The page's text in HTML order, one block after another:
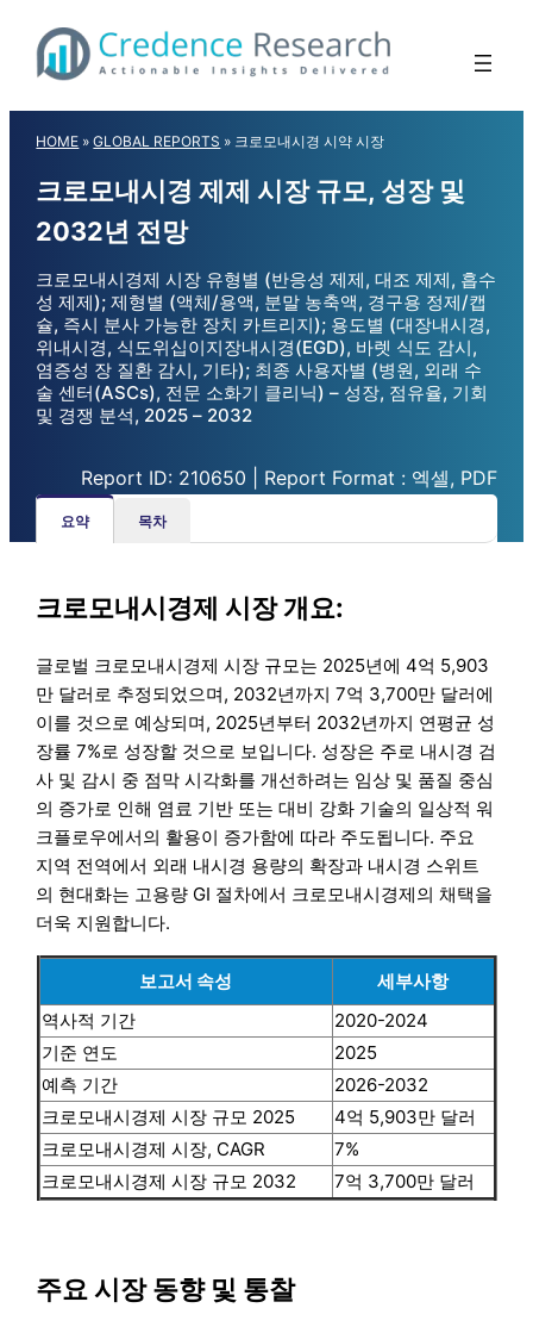
content
HOME »GLOBAL REPORTS » 크로모내시경 시약 시장
크로모내시경 제제 시장 규모, 성장 및
2032년 전망
크로모내시경제 시장 유형별 (반응성 제제, 대조 제제, 흡수
성 제제); 제형별 (액체/용액, 분말 농축액, 경구용 정제/캡
슐, 즉시 분사 가능한 장치 카트리지); 용도별 (대장내시경,
위내시경, 식도위십이지장내시경(EGD), 바렛 식도 감시,
염증성 장 질환 감시, 기타); 최종 사용자별 (병원, 외래 수
술 센터(ASCs), 전문 소화기 클리닉) – 성장, 점유율, 기회
및 경쟁 분석, 2025 – 2032
Report ID: 210650 | Report Format : 엑셀, PDF
요약 목차
크로모내시경제 시장 개요:
글로벌 크로모내시경제 시장 규모는 2025년에 4억 5,903
만 달러로 추정되었으며, 2032년까지 7억 3,700만 달러에
이를 것으로 예상되며, 2025년부터 2032년까지 연평균 성
장률 7%로 성장할 것으로 보입니다. 성장은 주로 내시경 검
사 및 감시 중 점막 시각화를 개선하려는 임상 및 품질 중심
의 증가로 인해 염료 기반 또는 대비 강화 기술의 일상적 워
크플로우에서의 활용이 증가함에 따라 주도됩니다. 주요
지역 전역에서 외래 내시경 용량의 확장과 내시경 스위트
의 현대화는 고용량 GI 절차에서 크로모내시경제의 채택을
더욱 지원합니다.
보고서 속성
세부사항
역사적 기간
2020-2024
기준 연도
2025
예측 기간
2026-2032
크로모내시경제 시장 규모 2025
4억 5,903만 달러
크로모내시경제 시장, CAGR
7%
크로모내시경제 시장 규모 2032
7억 3,700만 달러
주요 시장 동향 및 통찰